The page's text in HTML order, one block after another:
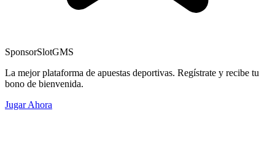
SponsorSlotGMS
La mejor plataforma de apuestas deportivas. Regístrate y recibe tu
bono de bienvenida.
Jugar Ahora